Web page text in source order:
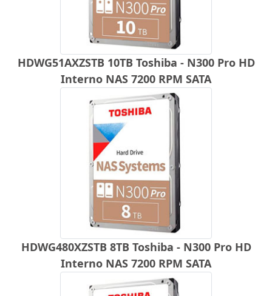
HDWG51AXZSTB 10TB Toshiba - N300 Pro HD
Interno NAS 7200 RPM SATA
HDWG480XZSTB 8TB Toshiba - N300 Pro HD
Interno NAS 7200 RPM SATA